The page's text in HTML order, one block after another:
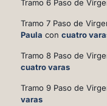
Tramo 6 Paso de
Tramo 7 Paso de
Paula concuatro
Tramo 8 Paso de
cuatro varas
Tramo 9 Paso de
varas